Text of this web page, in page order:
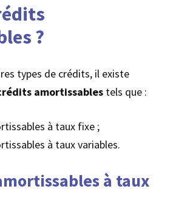
?
types de crédits, il existe
amortissablestels que :
à taux fixe ;
à taux variables.
à taux